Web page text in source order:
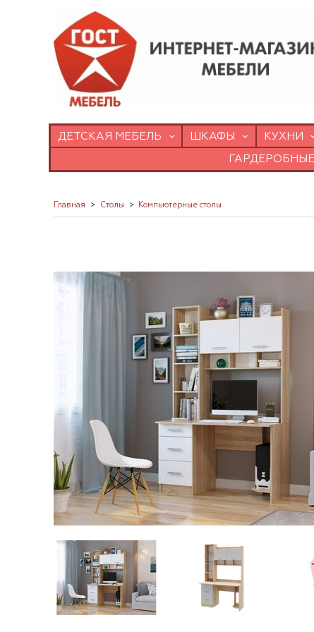
ДЕТСКАЯ МЕБЕЛЬ ШКАФЫ КУХНИ
ГАРДЕРОБНЫЕ
Главная Столы Компьютерные столы